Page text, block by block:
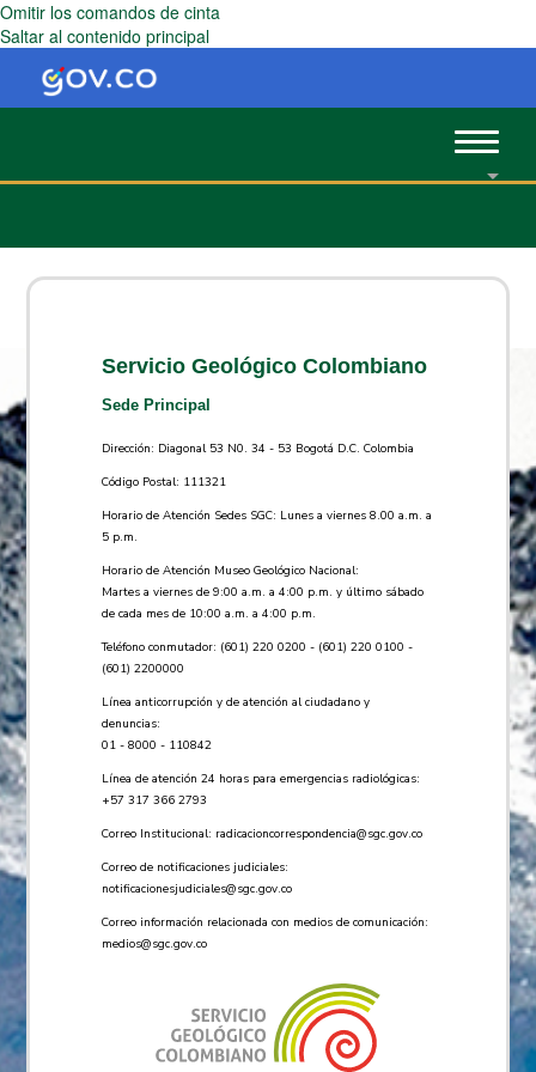
Omitir los comandos de cinta
Saltar al contenido principal
Toggle
Servicio Geológico Colombiano
Sede Principal
Dirección: Diagonal 53 N0. 34 - 53 Bogotá D.C. Colombia
Código Postal: 111321
Horario de Atención Sedes SGC: Lunes a viernes 8.00 a.m. a
5 p.m.
Horario de Atención Museo Geológico Nacional:
Martes a viernes de 9:00 a.m. a 4:00 p.m. y último sábado
de cada mes de 10:00 a.m. a 4:00 p.m.
Teléfono conmutador: (601) 220 0200 - (601) 220 0100 -
(601) 2200000
Línea anticorrupción y de atención al ciudadano y
denuncias:
01 - 8000 - 110842
Línea de atención 24 horas para emergencias radiológicas:
+57 ​317 366 2793
Correo Institucional: radicacioncorrespondencia@sgc.gov.co
Correo de notificaciones judiciales:
notificacionesjudiciales@sgc.gov.co
Correo información relacionada con medios de comunicación:
medios@sgc.gov.co